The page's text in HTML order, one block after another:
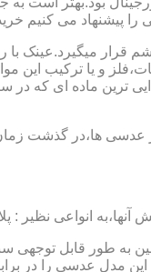
را پیشنهاد می کنیم
میگیرد.عینک با
و یا ترکیب این
ساخته شده :۱ : شیشه۲: پلاستیک
ها،در گذشت
طور قابل توجهی
مدل عدسی را در